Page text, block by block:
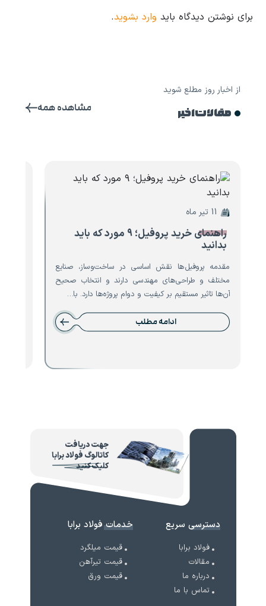
برای نوشتن دیدگاه باید وارد بشوید.
از اخبار روز مطلع شوید
مقالات اخیر مشاهده همه
راهنمای خرید پروفیل؛ ۹ مورد که باید
بدانید
مقدمه پروفیل‌ها نقش اساسی در ساخت‌وساز، صنایع
مختلف و طراحی‌های مهندسی دارند و انتخاب صحیح
آن‌ها تاثیر مستقیم بر کیفیت و دوام پروژه‌ها دارد. با…
ادامه مطلب
جهت دریافت
کاتالوگ فولاد برابا
کلیک کنید
دسترسی سریع
فولاد برابا
مقالات
درباره ما
تماس با ما
خدمات فولاد برابا
قیمت میلگرد
قیمت تیرآهن
قیمت ورق